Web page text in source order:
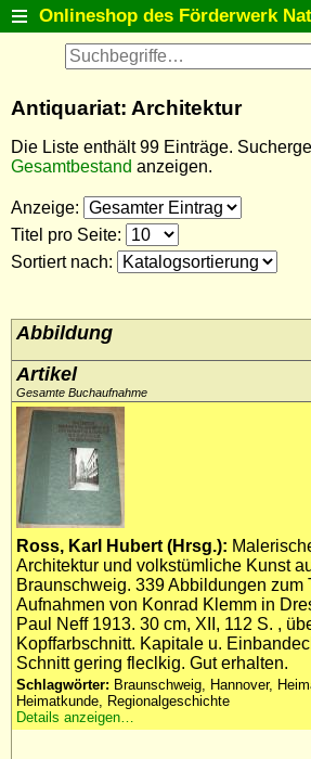
Onlineshop des Förderwerk
Startseite
Postkarten
Natur entdecken
Tiermodelle
Fanartikel
Themenlisten
Warenkorb
Kontakt
Antiquariat: Architektur
Die Liste enthält 99 Einträge.
Gesamtbestand anzeigen.
Anzeige:
Titel pro Seite:
Sortiert nach:
Abbildung
Artikel
Gesamte Buchaufnahme
Ross, Karl Hubert (Hrsg.):
Architektur und volkstümliche Kunst
Braunschweig. 339 Abbildungen zum
Aufnahmen von Konrad Klemm in
Paul Neff 1913. 30 cm, XII, 112 S. ,
Kopffarbschnitt. Kapitale u.
Schnitt gering fleclkig. Gut erhalten.
Schlagwörter: Braunschweig, Hannover,
Heimatkunde, Regionalgeschichte
Details anzeigen…